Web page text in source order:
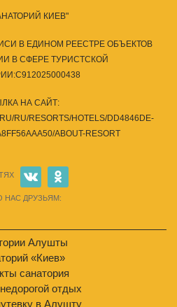
КИЕВ"
В ЕДИНОМ РЕЕСТРЕ ОБЪЕКТОВ
В СФЕРЕ ТУРИСТСКОЙ
НА САЙТ:
RU/RESORTS/HOTELS/DD4846DE-
ABOUT-RESORT
НАС ДРУЗЬЯМ:
Алушты
«Киев»
санатория
отдых
в Алушту